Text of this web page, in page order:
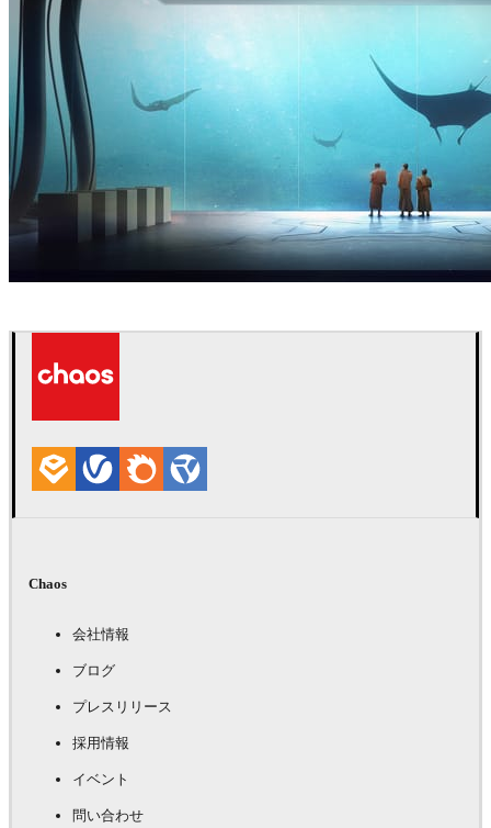
Chaos
会社情報
ブログ
プレスリリース
採用情報
イベント
問い合わせ